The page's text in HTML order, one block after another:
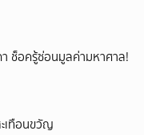
ช็อครู้ซ่อนมูลค่ามหาศาล!
เทือนขวัญ